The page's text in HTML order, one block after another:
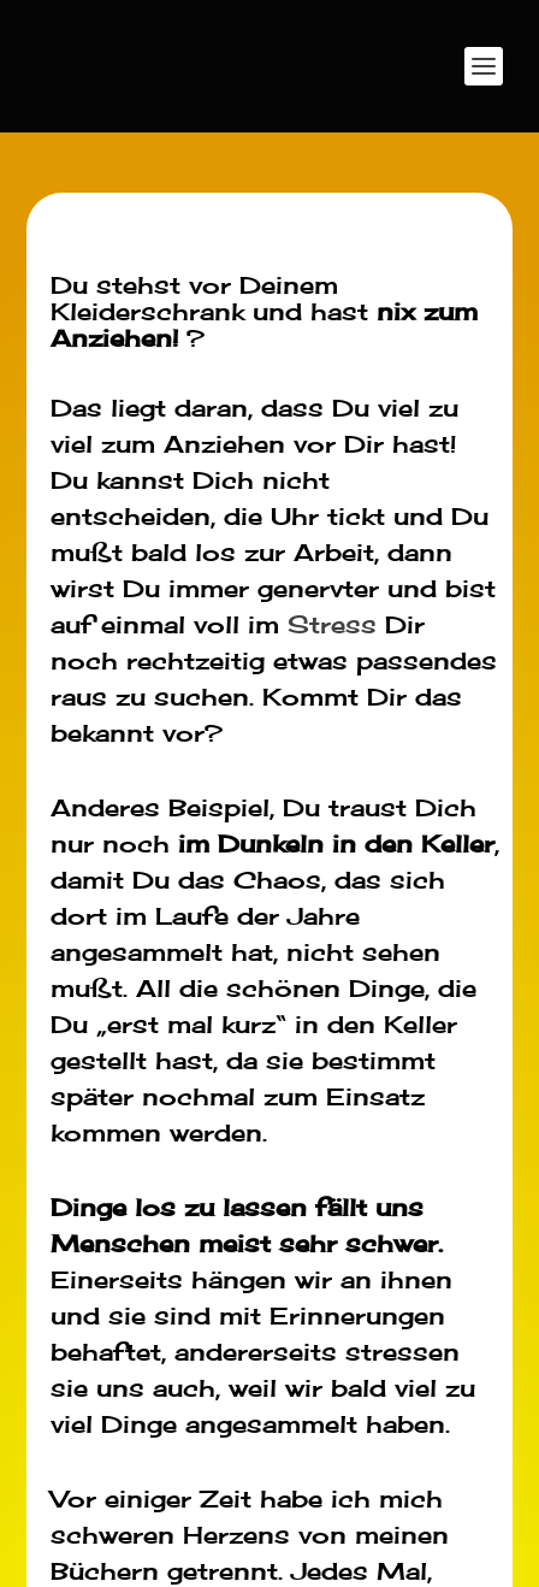
Du stehst vor Deinem
Kleiderschrank und hast nix zum
Anziehen!?
Das liegt daran, dass Du viel zu
viel zum Anziehen vor Dir hast!
Du kannst Dich nicht
entscheiden, die Uhr tickt und Du
mußt bald los zur Arbeit, dann
wirst Du immer genervter und bist
auf einmal voll imStress Dir
noch rechtzeitig etwas passendes
raus zu suchen. Kommt Dir das
bekannt vor?
Anderes Beispiel, Du traust Dich
nur nochim Dunkeln in den Keller,
damit Du das Chaos, das sich
dort im Laufe der Jahre
angesammelt hat, nicht sehen
mußt. All die schönen Dinge, die
Du „erst mal kurz“ in den Keller
gestellt hast, da sie bestimmt
später nochmal zum Einsatz
kommen werden.
Dinge los zu lassen fällt uns
Menschen meist sehr schwer.
Einerseits hängen wir an ihnen
und sie sind mit Erinnerungen
behaftet, andererseits stressen
sie uns auch, weil wir bald viel zu
viel Dinge angesammelt haben.
Vor einiger Zeit habe ich mich
schweren Herzens von meinen
Büchern getrennt. Jedes Mal,